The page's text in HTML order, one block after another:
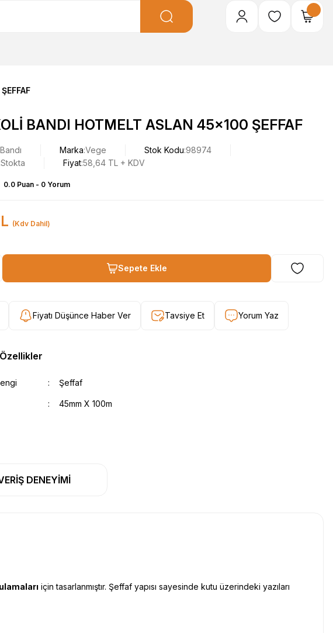
BANDI HOTMELT ASLAN 45x100 ŞEFFAF
Marka Vege Stok Kodu 98974
Stokta Fiyat58,64 TL + KDV
0.0 Puan - 0 Yorum
(Kdv Dahil)
Sepete Ekle
Fiyatı Düşünce Haber Ver Tavsiye Et Yorum Yaz
: Şeffaf
: 45mm X 100m
DENEYİMİ
için tasarlanmıştır. Şeffaf yapısı sayesinde kutu üzerindeki yazıları